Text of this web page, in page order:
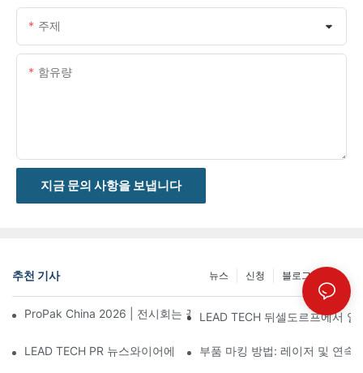
주제
함유량
지금 문의 사항을 보냅니다
추천 기사 블로그 게시물
신청
뉴스
ProPak China 2026 | 전시회는 끝나지만, 저희 서비스는 계속됩니
LEAD TECH 뒤셀도르프에서
LEAD TECH PR 뉴스와이어에 소개됨: Interpack 2026 독일에서
부품 마킹 방법: 레이저 및 연속